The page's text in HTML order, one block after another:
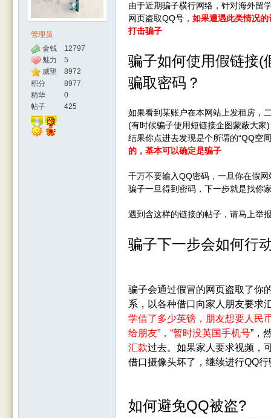
人网
管理员
金钱
12797
魅力
5
威望
8972
积分
8977
精华
0
帖子
425
由于近期骗子横行网络，针对海外留
网页盗取QQ号， 如果遭遇此类情况的
打击骗子
骗子如何使用假链接(
骗取密码？
如果看到某账户在本网站上发租房，
(有时候骗子使用短链接企图蒙蔽大家
结果你点进去发现是个所谓的“QQ空
的，基本可以确定是骗子
千万不要输入QQ密码，一旦你在假
骗子一旦得到密码，下一步就是找你
遇到含这样的链接的帖子，请马上举
骗子下一步会如何行
骗子会通过假冒的网页盗取了你
系，以各种借口向家人朋友要求
学借了多少英镑，朋友想要人民
给朋友”，“暂时没英国手机号”，
汇款过去。如果家人要求视频，
借口摄像头坏了，继续进行QQ行
如何避免QQ被盗?